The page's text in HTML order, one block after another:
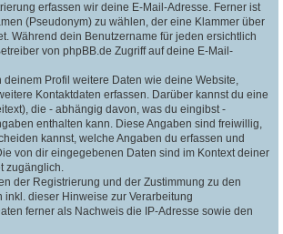
erfassen wir deine E-Mail-Adresse. Ferner ist
(Pseudonym) zu wählen, der eine Klammer über
Während dein Benutzername für jeden ersichtlich
von phpBB.de Zugriff auf deine E-Mail-
deinem Profil weitere Daten wie deine Website,
Kontaktdaten erfassen. Darüber kannst du eine
die - abhängig davon, was du eingibst -
enthalten kann. Diese Angaben sind freiwillig,
kannst, welche Angaben du erfassen und
von dir eingegebenen Daten sind im Kontext deiner
zugänglich.
der Registrierung und der Zustimmung zu den
inkl. dieser Hinweise zur Verarbeitung
ferner als Nachweis die IP-Adresse sowie den